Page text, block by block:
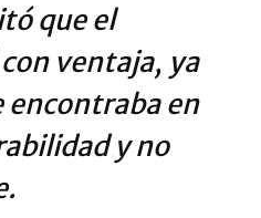
que el
ventaja, ya
encontraba en
y no